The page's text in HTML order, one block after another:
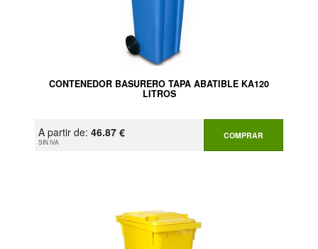
CONTENEDOR BASURERO TAPA ABATIBLE KA120
LITROS
A partir de: 46.87 €
SIN IVA
COMPRAR